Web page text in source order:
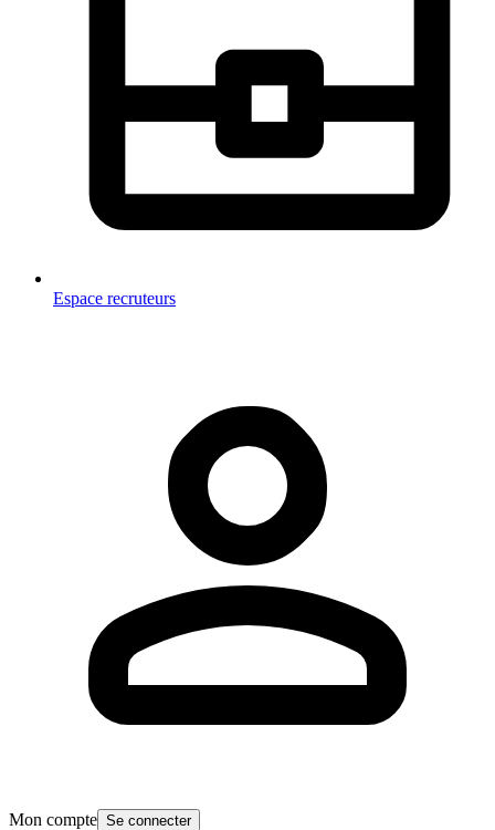
Espace recruteurs
Mon compte Se connecter